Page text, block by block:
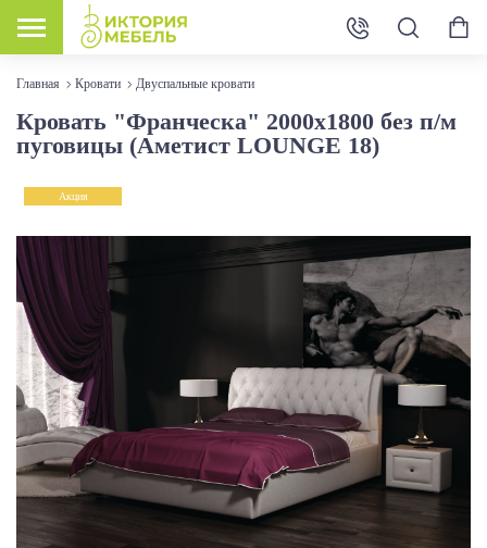
Главная Кровати Двуспальные кровати
Кровать "Франческа" 2000х1800 без п/м
пуговицы (Аметист LOUNGE 18)
Акция